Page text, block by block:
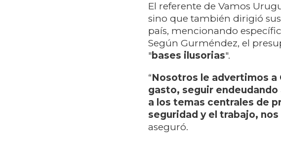
El referente de Vamos
sino que también dirigió
país, mencionando
Según Gurméndez, el
" bases ilusorias".
“Nosotros le advertimos a
gasto, seguir endeudando
a los temas centrales de
seguridad y el trabajo,
aseguró.